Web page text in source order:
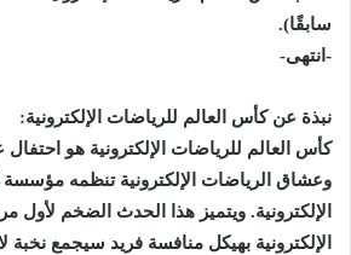
سابقًا).
-انتهى-
نبذة عن كأس العالم للرياضات الإلكترونية:
كأس العالم للرياضات الإلكترونية هو
وعشاق الرياضات الإلكترونية تنظمه
الإلكترونية. ويتميز هذا الحدث الضخم لأول
الإلكترونية بهيكل منافسة فريد سيجمع نخبة